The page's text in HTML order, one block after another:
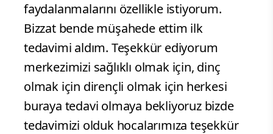
faydalanmalarını özellikle istiyorum.
Bizzat bende müşahede ettim ilk
tedavimi aldım. Teşekkür ediyorum
merkezimizi sağlıklı olmak için, dinç
olmak için dirençli olmak için herkesi
buraya tedavi olmaya bekliyoruz bizde
tedavimizi olduk hocalarımıza teşekkür